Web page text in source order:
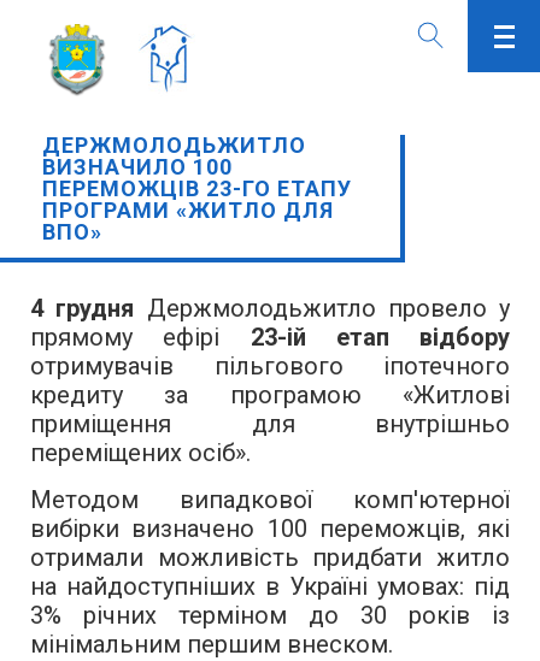
ДЕРЖМОЛОДЬЖИТЛО
ВИЗНАЧИЛО 100
ПЕРЕМОЖЦІВ 23-ГО ЕТАПУ
ПРОГРАМИ «ЖИТЛО ДЛЯ
ВПО»
4 грудня Держмолодьжитло провело у
прямому ефірі 23-ій етап відбору
отримувачів пільгового іпотечного
кредиту за програмою «Житлові
приміщення для внутрішньо
переміщених осіб».
Методом випадкової комп'ютерної
вибірки визначено 100 переможців, які
отримали можливість придбати житло
на найдоступніших в Україні умовах: під
3% річних терміном до 30 років із
мінімальним першим внеском.